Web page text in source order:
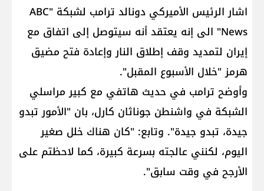
اشار الرئيس الأميركي ​دونالد ترامب​ لشبكة "​ABC
News​" الى إنه يعتقد أنه سيتوصل إلى اتفاق مع
إيران لتمديد وقف إطلاق النار وإعادة فتح مضيق
هرمز "خلال الأسبوع المقبل".
وأوضح ترامب في حديث هاتفي مع كبير مراسلي
الشبكة في واشنطن جوناثان كارل، بان "الأمور تبدو
جيدة، تبدو جيدة". وتابع: "كان هناك خلل صغير
اليوم، لكنني عالجته بسرعة كبيرة، كما لاحظتم على
الأرجح في وقت سابق".